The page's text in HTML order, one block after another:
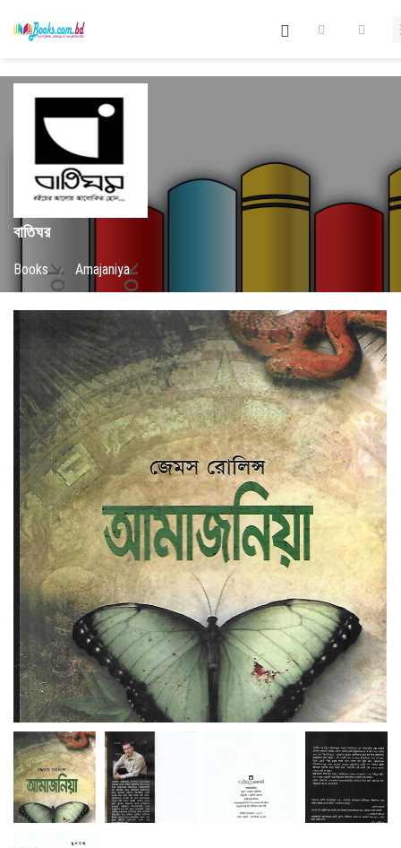
বাতিঘর
Books / Amajaniya